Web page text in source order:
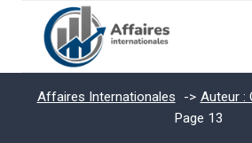
contenu
Affaires Internationales
Auteur :
Page 13